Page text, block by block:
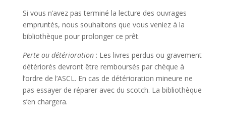
Si vous n’avez pas terminé la lecture des ouvrages
empruntés, nous souhaitons que vous veniez à la
bibliothèque pour prolonger ce prêt.
Perte ou détérioration : Les livres perdus ou gravement
détériorés devront être remboursés par chèque à
l’ordre de l’ASCL. En cas de détérioration mineure ne
pas essayer de réparer avec du scotch. La bibliothèque
s’en chargera.